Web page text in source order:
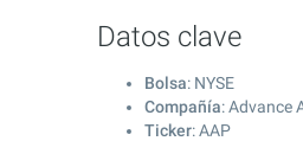
Datos clave
Bolsa: NYSE
Compañía: Advance
Ticker: AAP